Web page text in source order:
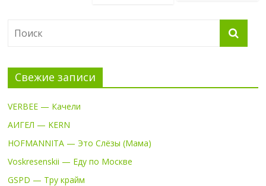
Свежие записи
VERBEE — Качели
АИГЕЛ — KERN
HOFMANNITA — Это Слёзы (Мама)
Voskresenskii — Еду по Москве
GSPD — Тру крайм